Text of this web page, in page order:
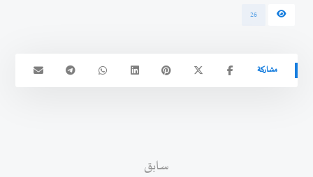
26
سابق